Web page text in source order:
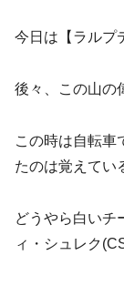
今日は【ラルプ
後々、この山の
この時は自転車
たのは覚えてい
どうやら白いチ
ィ・シュレク